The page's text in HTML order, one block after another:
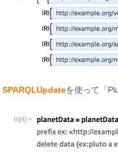
SPARQLUpdateを使って「
In[4]:=